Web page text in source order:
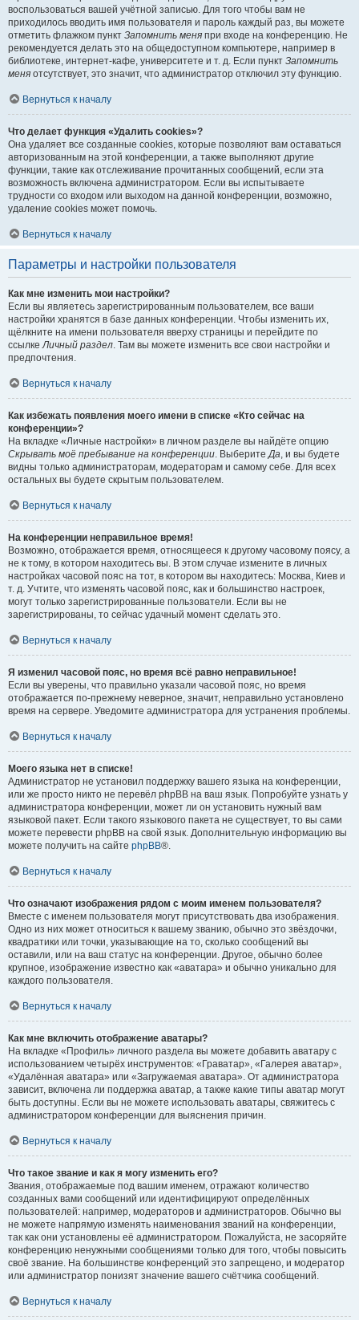
воспользоваться вашей учётной записью. Для того чтобы вам не
приходилось вводить имя пользователя и пароль каждый раз, вы можете
отметить флажком пункт Запомнить меня при входе на конференцию. Не
рекомендуется делать это на общедоступном компьютере, например в
библиотеке, интернет-кафе, университете и т. д. Если пункт Запомнить
меня отсутствует, это значит, что администратор отключил эту функцию.
Вернуться к началу
Что делает функция «Удалить cookies»?
Она удаляет все созданные cookies, которые позволяют вам оставаться
авторизованным на этой конференции, а также выполняют другие
функции, такие как отслеживание прочитанных сообщений, если эта
возможность включена администратором. Если вы испытываете
трудности со входом или выходом на данной конференции, возможно,
удаление cookies может помочь.
Вернуться к началу
Параметры и настройки пользователя
Как мне изменить мои настройки?
Если вы являетесь зарегистрированным пользователем, все ваши
настройки хранятся в базе данных конференции. Чтобы изменить их,
щёлкните на имени пользователя вверху страницы и перейдите по
ссылкеЛичный раздел. Там вы можете изменить все свои настройки и
предпочтения.
Вернуться к началу
Как избежать появления моего имени в списке «Кто сейчас на
конференции»?
На вкладке «Личные настройки» в личном разделе вы найдёте опцию
Скрывать моё пребывание на конференции. ВыберитеДа, и вы будете
видны только администраторам, модераторам и самому себе. Для всех
остальных вы будете скрытым пользователем.
Вернуться к началу
На конференции неправильное время!
Возможно, отображается время, относящееся к другому часовому поясу, а
не к тому, в котором находитесь вы. В этом случае измените в личных
настройках часовой пояс на тот, в котором вы находитесь: Москва, Киев и
т. д. Учтите, что изменять часовой пояс, как и большинство настроек,
могут только зарегистрированные пользователи. Если вы не
зарегистрированы, то сейчас удачный момент сделать это.
Вернуться к началу
Я изменил часовой пояс, но время всё равно неправильное!
Если вы уверены, что правильно указали часовой пояс, но время
отображается по-прежнему неверное, значит, неправильно установлено
время на сервере. Уведомите администратора для устранения проблемы.
Вернуться к началу
Моего языка нет в списке!
Администратор не установил поддержку вашего языка на конференции,
или же просто никто не перевёл phpBB на ваш язык. Попробуйте узнать у
администратора конференции, может ли он установить нужный вам
языковой пакет. Если такого языкового пакета не существует, то вы сами
можете перевести phpBB на свой язык. Дополнительную информацию вы
можете получить на сайте phpBB®.
Вернуться к началу
Что означают изображения рядом с моим именем пользователя?
Вместе с именем пользователя могут присутствовать два изображения.
Одно из них может относиться к вашему званию, обычно это звёздочки,
квадратики или точки, указывающие на то, сколько сообщений вы
оставили, или на ваш статус на конференции. Другое, обычно более
крупное, изображение известно как «аватара» и обычно уникально для
каждого пользователя.
Вернуться к началу
Как мне включить отображение аватары?
На вкладке «Профиль» личного раздела вы можете добавить аватару с
использованием четырёх инструментов: «Граватар», «Галерея аватар»,
«Удалённая аватара» или «Загружаемая аватара». От администратора
зависит, включена ли поддержка аватар, а также какие типы аватар могут
быть доступны. Если вы не можете использовать аватары, свяжитесь с
администратором конференции для выяснения причин.
Вернуться к началу
Что такое звание и как я могу изменить его?
Звания, отображаемые под вашим именем, отражают количество
созданных вами сообщений или идентифицируют определённых
пользователей: например, модераторов и администраторов. Обычно вы
не можете напрямую изменять наименования званий на конференции,
так как они установлены её администратором. Пожалуйста, не засоряйте
конференцию ненужными сообщениями только для того, чтобы повысить
своё звание. На большинстве конференций это запрещено, и модератор
или администратор понизят значение вашего счётчика сообщений.
Вернуться к началу